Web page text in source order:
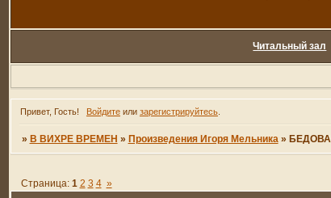
Читальный зал
Привет, Гость! Войдитеили зарегистрируйтесь.
» В ВИХРЕ ВРЕМЕН » Произведения Игоря Мельника »
Страница: 1 2 3 4 »